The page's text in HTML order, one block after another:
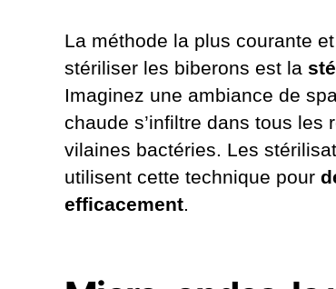
La méthode la plus courante
stériliser les biberons est la
Imaginez une ambiance de
chaude s’infiltre dans tous les
vilaines bactéries. Les
utilisent cette technique pour
efficacement.